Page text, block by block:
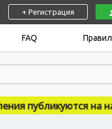
+ Регистрация
FAQ
публикуются на